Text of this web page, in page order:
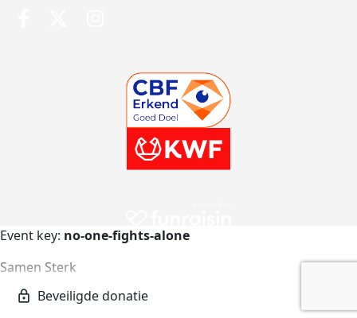
Event key: no-one-fights-alone
Samen Sterk
no-one-fights-alone